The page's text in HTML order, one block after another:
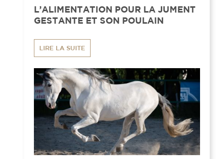
L’ALIMENTATION POUR LA JUMENT
GESTANTE ET SON POULAIN
LIRE LA SUITE